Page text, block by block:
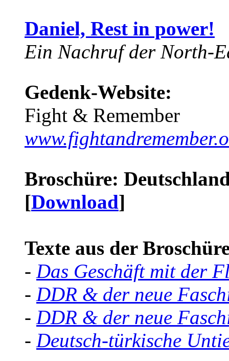
Daniel, Rest in power!
Ein Nachruf der North-
Gedenk-Website:
Fight & Remember
Broschüre:
[Download]
Texte aus der
- Das Geschäft mit der
- DDR & der neue
- DDR & der neue
- Deutsch-türkische